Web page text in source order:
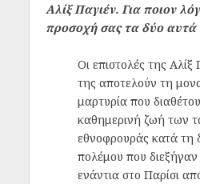
Αλίξ Παγιέν. Για ποιον
προσοχή σας τα δύο
Οι επιστολές της
της αποτελούν τη
μαρτυρία που
καθημερινή ζωή των
εθνοφρουράς κατά τη
πολέμου που διεξήγαν
ενάντια στο Παρίσι